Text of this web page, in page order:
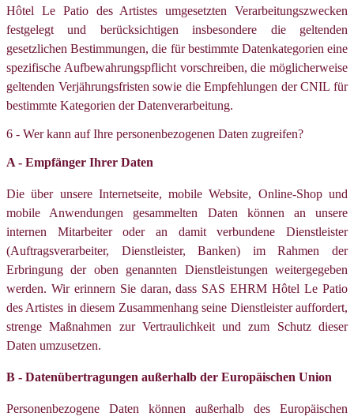
Hôtel Le Patio des Artistes umgesetzten Verarbeitungszwecken
festgelegt und berücksichtigen insbesondere die geltenden
gesetzlichen Bestimmungen, die für bestimmte Datenkategorien eine
spezifische Aufbewahrungspflicht vorschreiben, die möglicherweise
geltenden Verjährungsfristen sowie die Empfehlungen der CNIL für
bestimmte Kategorien der Datenverarbeitung.
6 - Wer kann auf Ihre personenbezogenen Daten zugreifen?
A - Empfänger Ihrer Daten
Die über unsere Internetseite, mobile Website, Online-Shop und
mobile Anwendungen gesammelten Daten können an unsere
internen Mitarbeiter oder an damit verbundene Dienstleister
(Auftragsverarbeiter, Dienstleister, Banken) im Rahmen der
Erbringung der oben genannten Dienstleistungen weitergegeben
werden. Wir erinnern Sie daran, dass SAS EHRM Hôtel Le Patio
des Artistes in diesem Zusammenhang seine Dienstleister auffordert,
strenge Maßnahmen zur Vertraulichkeit und zum Schutz dieser
Daten umzusetzen.
B - Datenübertragungen außerhalb der Europäischen Union
Personenbezogene Daten können außerhalb des Europäischen